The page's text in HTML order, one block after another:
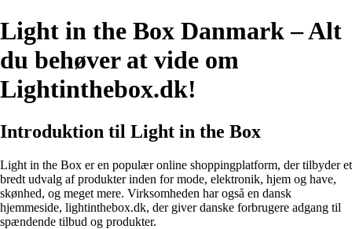
Light in the Box Danmark – Alt
du behøver at vide om
Lightinthebox.dk!
Introduktion til Light in the Box
Light in the Box er en populær online shoppingplatform, der tilbyder et
bredt udvalg af produkter inden for mode, elektronik, hjem og have,
skønhed, og meget mere. Virksomheden har også en dansk
hjemmeside, lightinthebox.dk, der giver danske forbrugere adgang til
spændende tilbud og produkter.